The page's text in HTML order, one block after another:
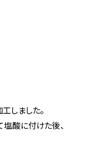
しました。
酸に付けた後、